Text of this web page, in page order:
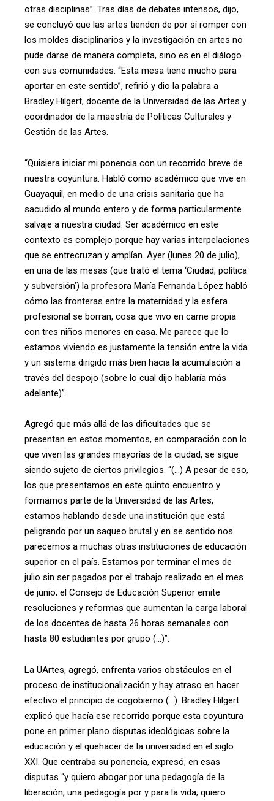
otras disciplinas”. Tras días de debates intensos, dijo,
se concluyó que las artes tienden de por sí romper con
los moldes disciplinarios y la investigación en artes no
pude darse de manera completa, sino es en el diálogo
con sus comunidades. “Esta mesa tiene mucho para
aportar en este sentido”, refirió y dio la palabra a
Bradley Hilgert, docente de la Universidad de las Artes y
coordinador de la maestría de Políticas Culturales y
Gestión de las Artes.
“Quisiera iniciar mi ponencia con un recorrido breve de
nuestra coyuntura. Habló como académico que vive en
Guayaquil, en medio de una crisis sanitaria que ha
sacudido al mundo entero y de forma particularmente
salvaje a nuestra ciudad. Ser académico en este
contexto es complejo porque hay varias interpelaciones
que se entrecruzan y amplían. Ayer (lunes 20 de julio),
en una de las mesas (que trató el tema ‘Ciudad, política
y subversión’) la profesora María Fernanda López habló
cómo las fronteras entre la maternidad y la esfera
profesional se borran, cosa que vivo en carne propia
con tres niños menores en casa. Me parece que lo
estamos viviendo es justamente la tensión entre la vida
y un sistema dirigido más bien hacia la acumulación a
través del despojo (sobre lo cual dijo hablaría más
adelante)”.
Agregó que más allá de las dificultades que se
presentan en estos momentos, en comparación con lo
que viven las grandes mayorías de la ciudad, se sigue
siendo sujeto de ciertos privilegios. “(…) A pesar de eso,
los que presentamos en este quinto encuentro y
formamos parte de la Universidad de las Artes,
estamos hablando desde una institución que está
peligrando por un saqueo brutal y en se sentido nos
parecemos a muchas otras instituciones de educación
superior en el país. Estamos por terminar el mes de
julio sin ser pagados por el trabajo realizado en el mes
de junio; el Consejo de Educación Superior emite
resoluciones y reformas que aumentan la carga laboral
de los docentes de hasta 26 horas semanales con
hasta 80 estudiantes por grupo (…)”.
La UArtes, agregó, enfrenta varios obstáculos en el
proceso de institucionalización y hay atraso en hacer
efectivo el principio de cogobierno (…). Bradley Hilgert
explicó que hacía ese recorrido porque esta coyuntura
pone en primer plano disputas ideológicas sobre la
educación y el quehacer de la universidad en el siglo
XXI. Que centraba su ponencia, expresó, en esas
disputas “y quiero abogar por una pedagogía de la
liberación, una pedagogía por y para la vida; quiero